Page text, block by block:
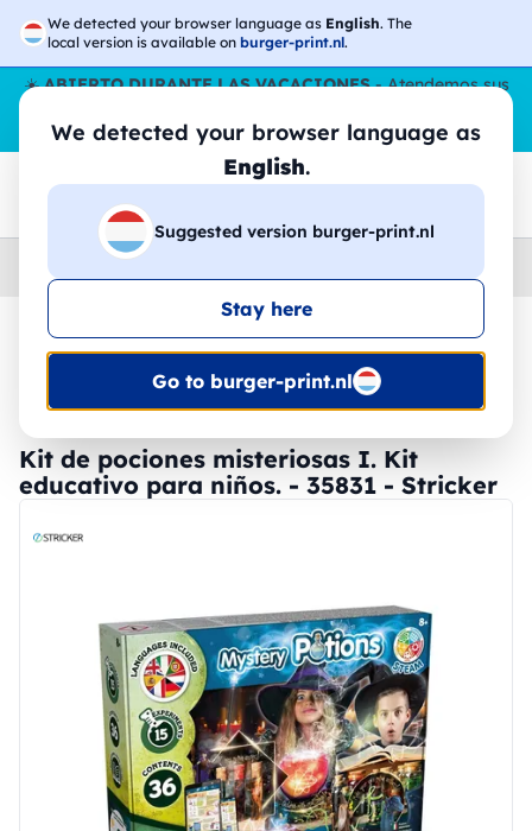
We detected your browser language as English. The
local version is available on burger-print.nl.
We detected your browser language as
English.
Suggested version burger-print.nl
Stay here
Go to burger-print.nl
☀️ABIERTO DURANTE LAS VACACIONES- Atendemos sus
pedidos durante todo el verano, incluso en agosto.
Sin parar
😎🌴
Home
🔥 -30% de impresión DTF
Kit de pociones misteriosas I. Kit
educativo para niños. - 35831 - Stricker